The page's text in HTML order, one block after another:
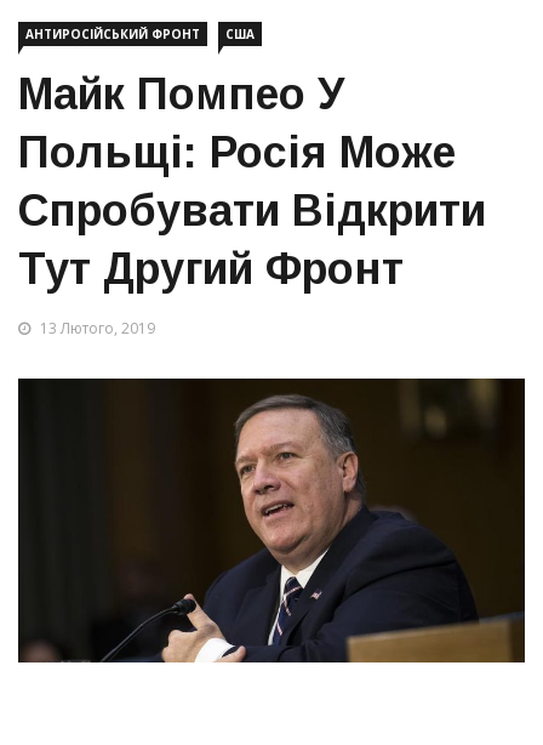
АНТИРОСІЙСЬКИЙ ФРОНТ США
Майк Помпео У
Польщі: Росія Може
Спробувати Відкрити
Тут Другий Фронт
13 Лютого, 2019